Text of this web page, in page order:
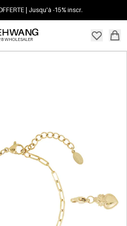
| Jusqu'à -15% inscr.
WHOLESALER